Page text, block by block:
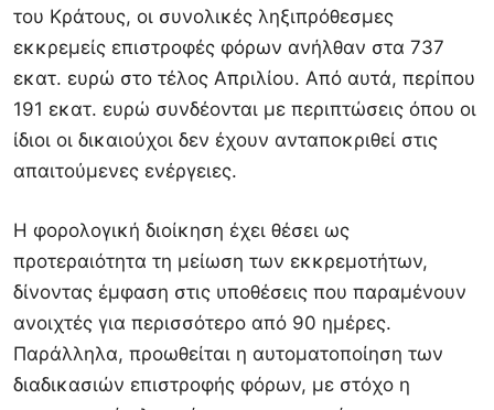
του Κράτους, οι συνολικές ληξιπρόθεσμες
εκκρεμείς επιστροφές φόρων ανήλθαν στα 737
εκατ. ευρώ στο τέλος Απριλίου. Από αυτά, περίπου
191 εκατ. ευρώ συνδέονται με περιπτώσεις όπου οι
ίδιοι οι δικαιούχοι δεν έχουν ανταποκριθεί στις
απαιτούμενες ενέργειες.
Η φορολογική διοίκηση έχει θέσει ως
προτεραιότητα τη μείωση των εκκρεμοτήτων,
δίνοντας έμφαση στις υποθέσεις που παραμένουν
ανοιχτές για περισσότερο από 90 ημέρες.
Παράλληλα, προωθείται η αυτοματοποίηση των
διαδικασιών επιστροφής φόρων, με στόχο η